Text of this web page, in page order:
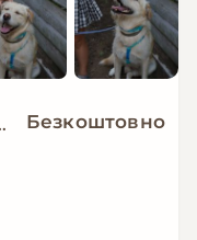
❤️ Безкоштовно